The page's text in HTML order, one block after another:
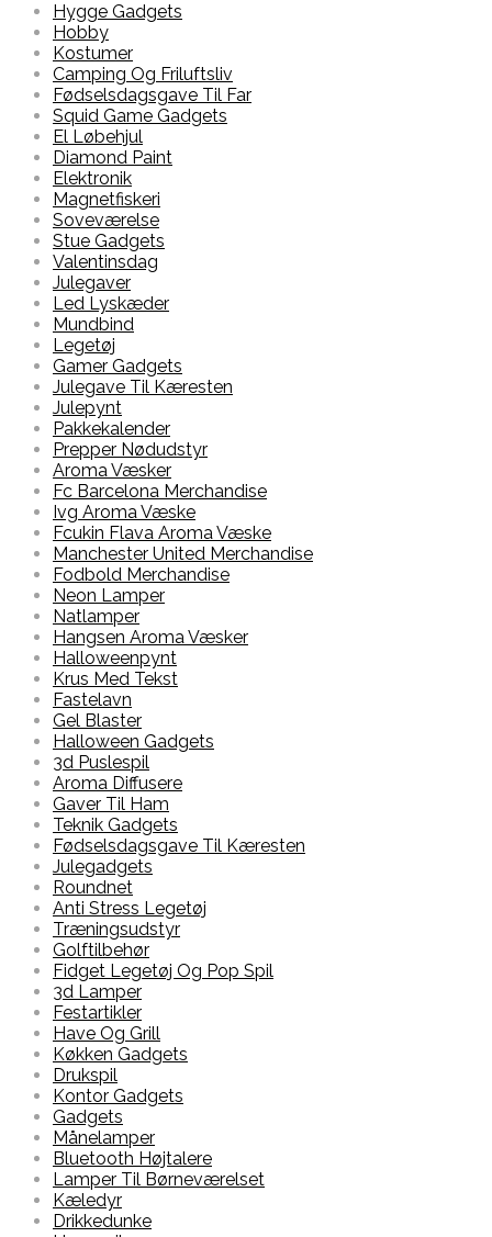
Hygge Gadgets
Hobby
Kostumer
Camping Og Friluftsliv
Fødselsdagsgave Til Far
Squid Game Gadgets
El Løbehjul
Diamond Paint
Elektronik
Magnetfiskeri
Soveværelse
Stue Gadgets
Valentinsdag
Julegaver
Led Lyskæder
Mundbind
Legetøj
Gamer Gadgets
Julegave Til Kæresten
Julepynt
Pakkekalender
Prepper Nødudstyr
Aroma Væsker
Fc Barcelona Merchandise
Ivg Aroma Væske
Fcukin Flava Aroma Væske
Manchester United Merchandise
Fodbold Merchandise
Neon Lamper
Natlamper
Hangsen Aroma Væsker
Halloweenpynt
Krus Med Tekst
Fastelavn
Gel Blaster
Halloween Gadgets
3d Puslespil
Aroma Diffusere
Gaver Til Ham
Teknik Gadgets
Fødselsdagsgave Til Kæresten
Julegadgets
Roundnet
Anti Stress Legetøj
Træningsudstyr
Golftilbehør
Fidget Legetøj Og Pop Spil
3d Lamper
Festartikler
Have Og Grill
Køkken Gadgets
Drukspil
Kontor Gadgets
Gadgets
Månelamper
Bluetooth Højtalere
Lamper Til Børneværelset
Kæledyr
Drikkedunke